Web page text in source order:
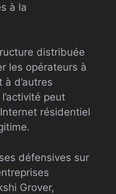
à la
distribuée
les opérateurs à
d’autres
peut
résidentiel
défensives sur
Grover,